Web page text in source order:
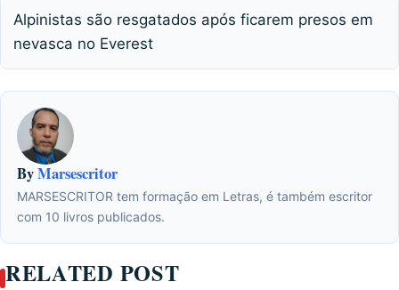
Alpinistas são resgatados após ficarem presos em
nevasca no Everest
ByMarsescritor
MARSESCRITOR tem formação em Letras, é também escritor
com 10 livros publicados.
RELATED POST